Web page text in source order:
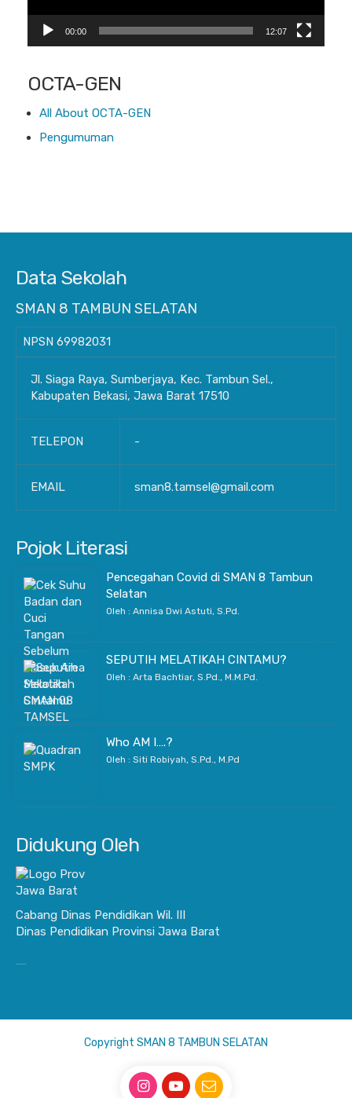
00:00 12:07
OCTA-GEN
All About OCTA-GEN
Pengumuman
Data Sekolah
SMAN 8 TAMBUN SELATAN
NPSN 69982031
Jl. Siaga Raya, Sumberjaya, Kec. Tambun Sel.,
Kabupaten Bekasi, Jawa Barat 17510
TELEPON -
EMAIL sman8.tamsel@gmail.com
Pojok Literasi
Pencegahan Covid di SMAN 8 Tambun
Selatan
Oleh : Annisa Dwi Astuti, S.Pd.
SEPUTIH MELATIKAH CINTAMU?
Oleh : Arta Bachtiar, S.Pd., M.M.Pd.
Who AM I….?
Oleh : Siti Robiyah, S.Pd., M.Pd
Didukung Oleh
Cabang Dinas Pendidikan Wil. III
Dinas Pendidikan Provinsi Jawa Barat
Copyright SMAN 8 TAMBUN SELATAN